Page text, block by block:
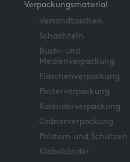
Verpackungsmaterial
Versandtaschen
Schachteln
Buch- und
Medienverpackung
Flaschenverpackung
Posterverpackung
Kalenderverpackung
Ordnerverpackung
Polstern und Schützen
Klebebänder